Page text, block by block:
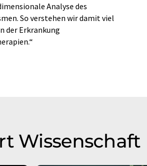
Analyse des
So verstehen wir damit viel
der Erkrankung
Wissenschaft